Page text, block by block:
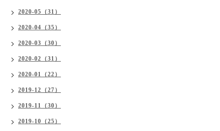
2020-05（31）
2020-04（35）
2020-03（30）
2020-02（31）
2020-01（22）
2019-12（27）
2019-11（30）
2019-10（25）